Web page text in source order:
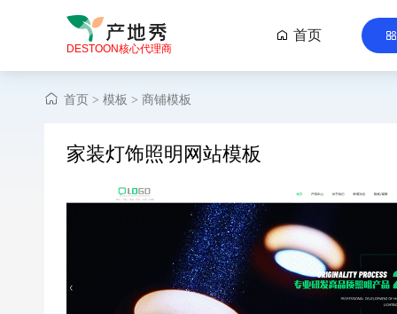
DESTOON核心代理商
 首页 
首页 > 模板 > 商铺模板
家装灯饰照明网站模板